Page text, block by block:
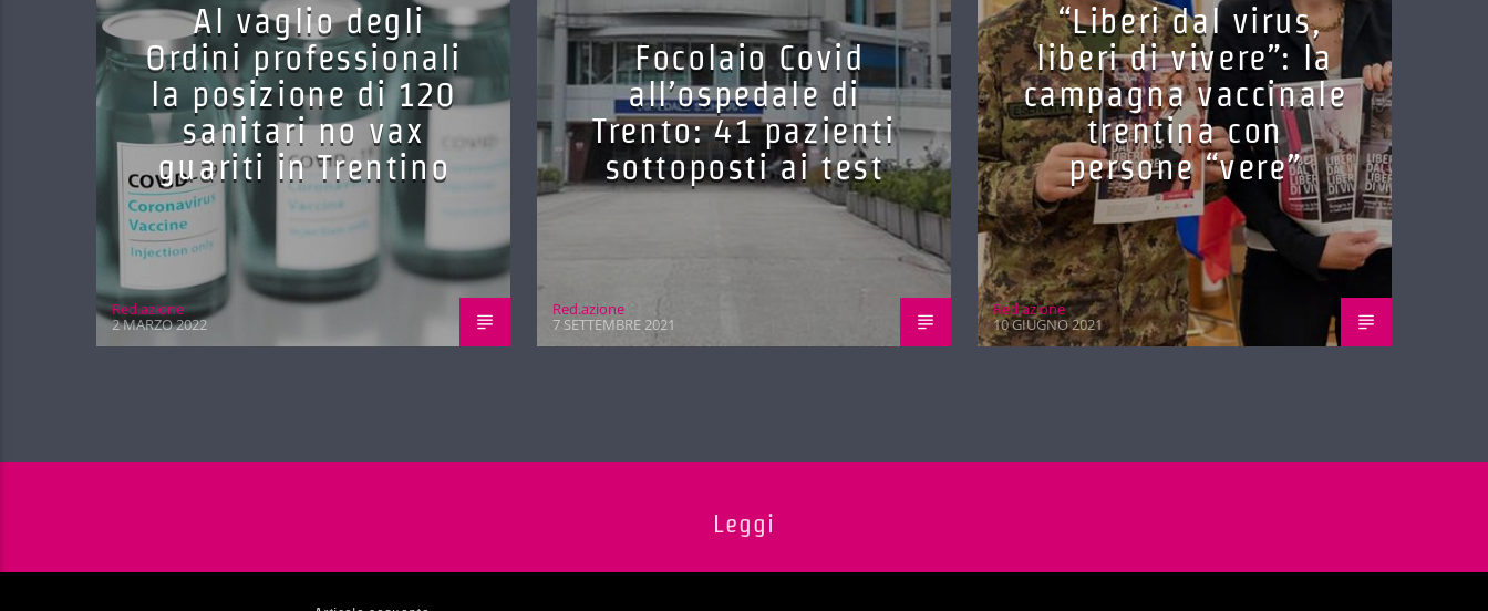
Al vaglio degli
Ordini professionali
la posizione di 120
sanitari no vax
guariti in Trentino
Red.azione
2 MARZO 2022
Focolaio Covid
all’ospedale di
Trento: 41 pazienti
sottoposti ai test
Red.azione
7 SETTEMBRE 2021
“Liberi dal virus,
liberi di vivere”: la
campagna vaccinale
trentina con
persone “vere”
Red.azione
10 GIUGNO 2021
Leggi